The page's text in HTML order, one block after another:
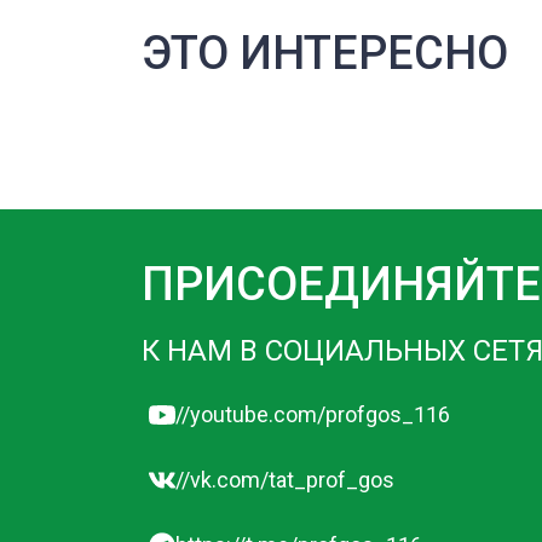
ЭТО ИНТЕРЕСНО
К НАМ В СОЦИАЛЬНЫХ
//youtube.com/profgos_116
//vk.com/tat_prof_gos